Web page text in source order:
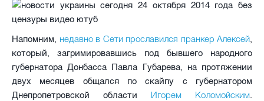
Напомним, недавно в Сети прославился пранкер Алексей,
который, загримировавшись под бывшего народного
губернатора Донбасса Павла Губарева, на протяжении
двух месяцев общался по скайпу с губернатором
Днепропетровской области Игорем Коломойским.